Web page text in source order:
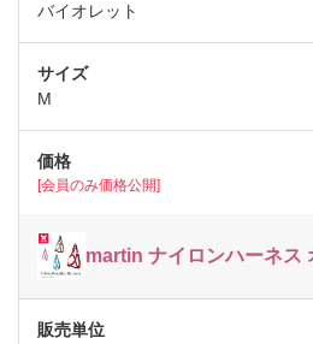
バイオレット
M
[会員のみ価格公開]
martin ナイロンハーネス